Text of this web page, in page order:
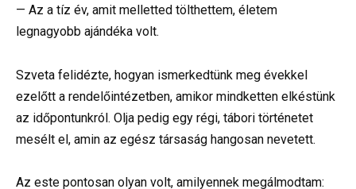
— Az a tíz év, amit melletted tölthettem, életem
legnagyobb ajándéka volt.
Szveta felidézte, hogyan ismerkedtünk meg évekkel
ezelőtt a rendelőintézetben, amikor mindketten elkéstünk
az időpontunkról. Olja pedig egy régi, tábori történetet
mesélt el, amin az egész társaság hangosan nevetett.
Az este pontosan olyan volt, amilyennek megálmodtam: